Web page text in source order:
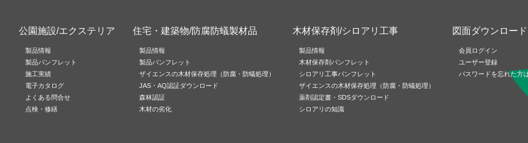
公園施設/エクステリア
製品情報
製品パンフレット
施工実績
電子カタログ
よくある問合せ
点検・修繕
住宅・建築物/防腐防蟻製材品
製品情報
製品パンフレット
ザイエンスの木材保存処理（防腐・防蟻処理）
JAS・AQ認証ダウンロード
森林認証
木材の劣化
木材保存剤/シロアリ工事
製品情報
木材保存剤パンフレット
シロアリ工事パンフレット
ザイエンスの木材保存処理（防腐・防蟻処理）
薬剤認定書・SDSダウンロード
シロアリの知識
図面ダウンロード
会員ログイン
ユーザー登録
パスワードを忘れた方